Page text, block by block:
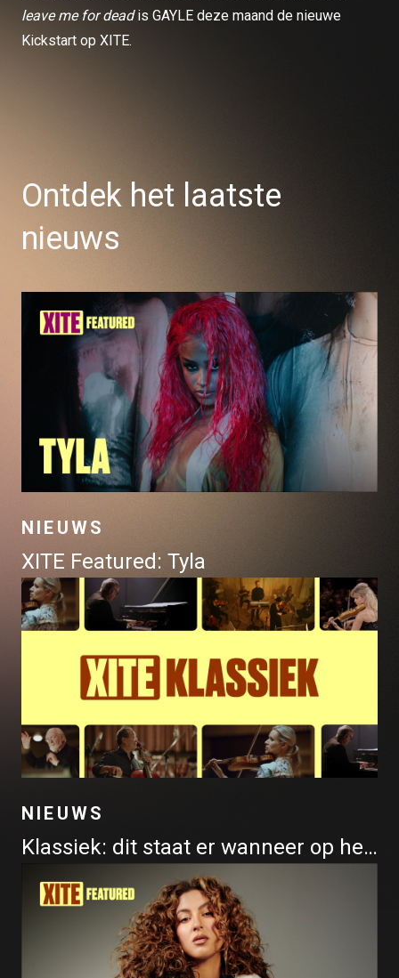
leave me for deadis GAYLE deze maand de nieuwe
Kickstart op XITE.
Ontdek het laatste
nieuws
NIEUWS
XITE Featured: Tyla
NIEUWS
Klassiek: dit staat er wanneer op het programma